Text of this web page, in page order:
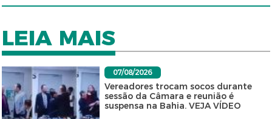
LEIA MAIS
07/08/2026
Vereadores trocam socos durante
sessão da Câmara e reunião é
suspensa na Bahia. VEJA VÍDEO